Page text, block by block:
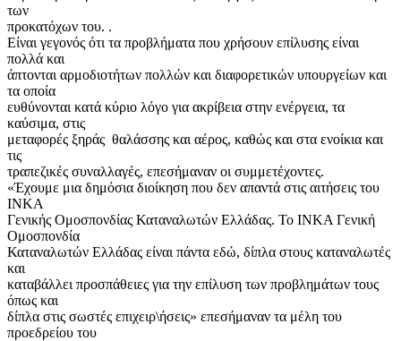
των
προκατόχων του. .
Είναι γεγονός ότι τα προβλήματα που χρήσουν επίλυσης είναι
πολλά και
άπτονται αρμοδιοτήτων πολλών και διαφορετικών υπουργείων και
τα οποία
ευθύνονται κατά κύριο λόγο για ακρίβεια στην ενέργεια, τα
καύσιμα, στις
μεταφορές ξηράς θαλάσσης και αέρος, καθώς και στα ενοίκια και
τις
τραπεζικές συναλλαγές, επεσήμαναν οι συμμετέχοντες.
«Έχουμε μια δημόσια διοίκηση που δεν απαντά στις αιτήσεις του
ΙΝΚΑ
Γενικής Ομοσπονδίας Καταναλωτών Ελλάδας. Το ΙΝΚΑ Γενική
Ομοσπονδία
Καταναλωτών Ελλάδας είναι πάντα εδώ, δίπλα στους καταναλωτές
και
καταβάλλει προσπάθειες για την επίλυση των προβλημάτων τους
όπως και
δίπλα στις σωστές επιχειρ\ήσεις» επεσήμαναν τα μέλη του
προεδρείου του